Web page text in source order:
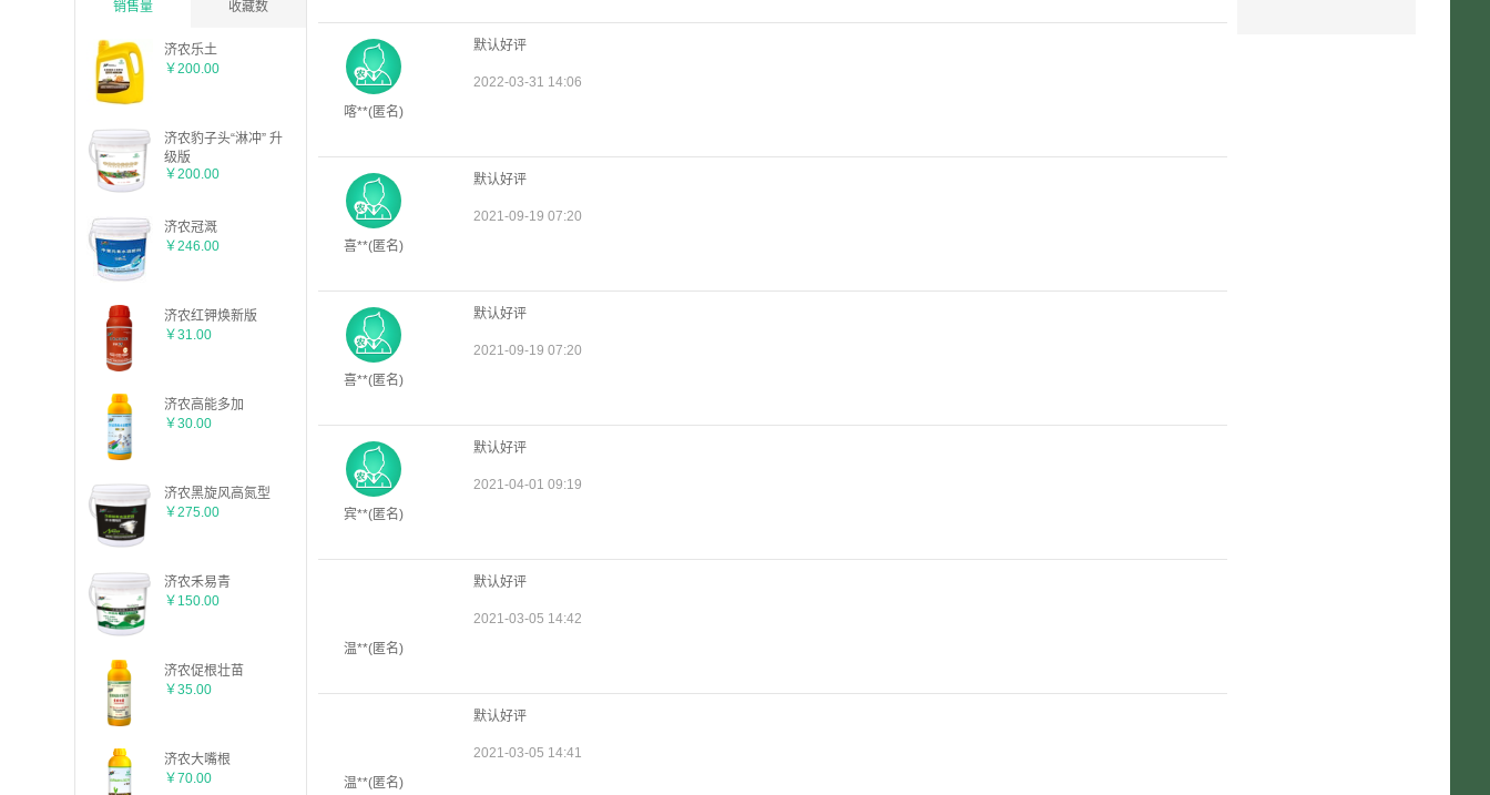
销售量 收藏数
济农乐土
￥200.00
济农豹子头“淋冲” 升
级版
￥200.00
济农冠溉
￥246.00
济农红钾焕新版
￥31.00
济农高能多加
￥30.00
济农黑旋风高氮型
￥275.00
济农禾易青
￥150.00
济农促根壮苗
￥35.00
济农大嘴根
￥70.00